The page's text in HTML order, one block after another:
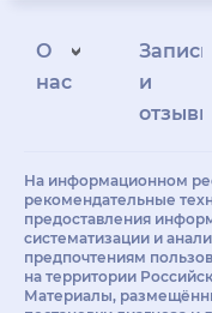
О
нас
Запись
и
отзывы
На информационном
рекомендательные
предоставления
систематизации и
предпочтениям
на территории
Материалы,